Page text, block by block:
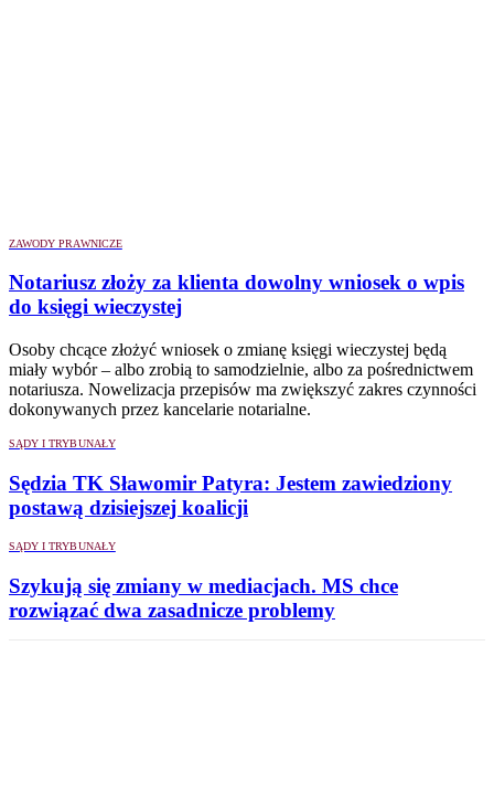
ZAWODY PRAWNICZE
Notariusz złoży za klienta dowolny wniosek o wpis
do księgi wieczystej
Osoby chcące złożyć wniosek o zmianę księgi wieczystej będą
miały wybór – albo zrobią to samodzielnie, albo za pośrednictwem
notariusza. Nowelizacja przepisów ma zwiększyć zakres czynności
dokonywanych przez kancelarie notarialne.
SĄDY I TRYBUNAŁY
Sędzia TK Sławomir Patyra: Jestem zawiedziony
postawą dzisiejszej koalicji
SĄDY I TRYBUNAŁY
Szykują się zmiany w mediacjach. MS chce
rozwiązać dwa zasadnicze problemy